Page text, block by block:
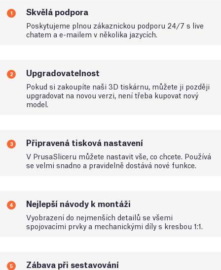
1 Skvělá podpora
Poskytujeme plnou zákaznickou podporu 24/7 s live
chatem a e-mailem v několika jazycích.
2 Upgradovatelnost
Pokud si zakoupíte naši 3D tiskárnu, můžete ji později
upgradovat na novou verzi, není třeba kupovat nový
model.
3 Připravená tisková nastavení
V PrusaSliceru můžete nastavit vše, co chcete. Používá
se velmi snadno a pravidelně dostává nové funkce.
4 Nejlepší návody k montáži
Vyobrazení do nejmenších detailů se všemi
spojovacími prvky a mechanickými díly s kresbou 1:1.
5 Zábava při sestavování